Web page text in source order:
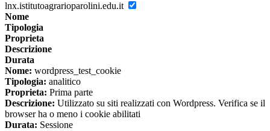
lnx.istitutoagrarioparolini.edu.it
Nome
Tipologia
Proprieta
Descrizione
Durata
Nome: wordpress_test_cookie
Tipologia: analitico
Proprieta: Prima parte
Descrizione: Utilizzato su siti realizzati con Wordpress. Verifica se il
browser ha o meno i cookie abilitati
Durata: Sessione